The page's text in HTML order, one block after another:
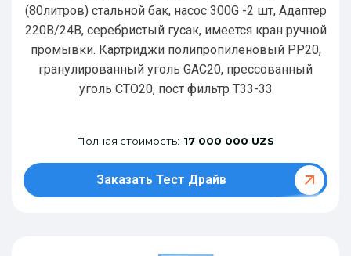
(80литров) стальной бак, насос 300G -2 шт, Адаптер
220В/24В, серебристый гусак, имеется кран ручной
промывки. Картриджи полипропиленовый РР20,
гранулированный уголь GAC20, прессованный
уголь CTO20, пост фильтр T33-33
Полная стоимость: 17 000 000 UZS
Заказать Тест Драйв